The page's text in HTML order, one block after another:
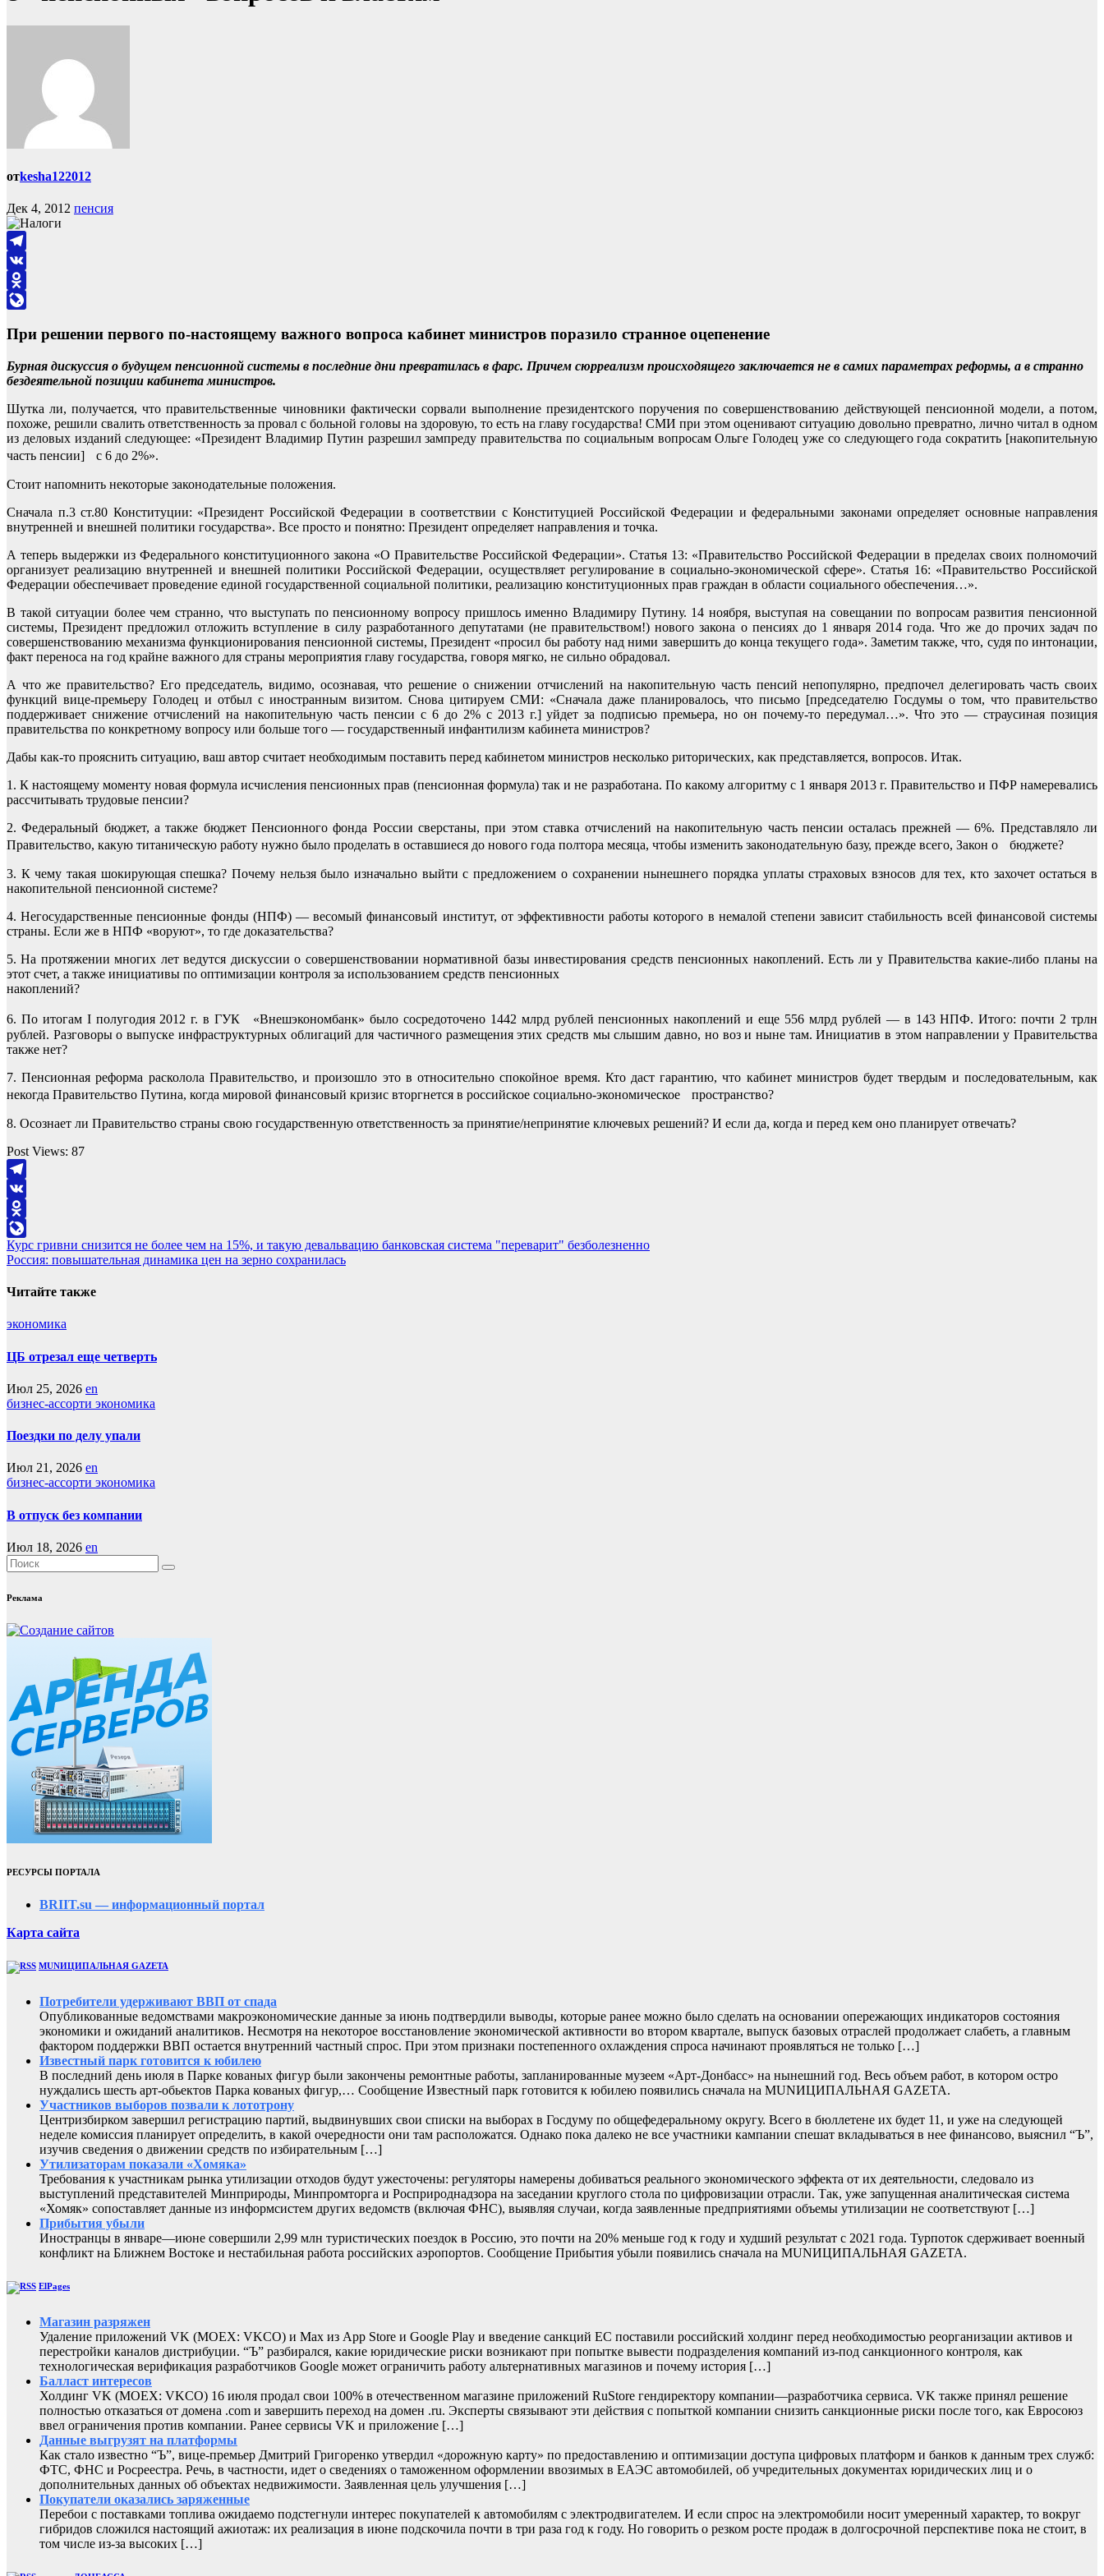
отkesha122012
Дек 4, 2012 пенсия
Telegram
VK
Odnoklassniki
При решении первого по-настоящему важного вопроса кабинет министров поразило странное оцепенение
Бурная дискуссия о будущем пенсионной системы в последние дни превратилась в фарс. Причем сюрреализм происходящего заключается не в самих параметрах реформы, а в странно
бездеятельной позиции кабинета министров.
Шутка ли, получается, что правительственные чиновники фактически сорвали выполнение президентского поручения по совершенствованию действующей пенсионной модели, а потом,
похоже, решили свалить ответственность за провал с больной головы на здоровую, то есть на главу государства! СМИ при этом оценивают ситуацию довольно превратно, лично читал в одном
из деловых изданий следующее: «Президент Владимир Путин разрешил зампреду правительства по социальным вопросам Ольге Голодец уже со следующего года сократить [накопительную
часть пенсии] с 6 до 2%».
Стоит напомнить некоторые законодательные положения.
Сначала п.3 ст.80 Конституции: «Президент Российской Федерации в соответствии с Конституцией Российской Федерации и федеральными законами определяет основные направления
внутренней и внешней политики государства». Все просто и понятно: Президент определяет направления и точка.
А теперь выдержки из Федерального конституционного закона «О Правительстве Российской Федерации». Статья 13: «Правительство Российской Федерации в пределах своих полномочий
организует реализацию внутренней и внешней политики Российской Федерации, осуществляет регулирование в социально-экономической сфере». Статья 16: «Правительство Российской
Федерации обеспечивает проведение единой государственной социальной политики, реализацию конституционных прав граждан в области социального обеспечения…».
В такой ситуации более чем странно, что выступать по пенсионному вопросу пришлось именно Владимиру Путину. 14 ноября, выступая на совещании по вопросам развития пенсионной
системы, Президент предложил отложить вступление в силу разработанного депутатами (не правительством!) нового закона о пенсиях до 1 января 2014 года. Что же до прочих задач по
совершенствованию механизма функционирования пенсионной системы, Президент «просил бы работу над ними завершить до конца текущего года». Заметим также, что, судя по интонации,
факт переноса на год крайне важного для страны мероприятия главу государства, говоря мягко, не сильно обрадовал.
А что же правительство? Его председатель, видимо, осознавая, что решение о снижении отчислений на накопительную часть пенсий непопулярно, предпочел делегировать часть своих
функций вице-премьеру Голодец и отбыл с иностранным визитом. Снова цитируем СМИ: «Cначала даже планировалось, что письмо [председателю Госдумы о том, что правительство
поддерживает снижение отчислений на накопительную часть пенсии с 6 до 2% с 2013 г.] уйдет за подписью премьера, но он почему-то передумал…». Что это — страусиная позиция
правительства по конкретному вопросу или больше того — государственный инфантилизм кабинета министров?
Дабы как-то прояснить ситуацию, ваш автор считает необходимым поставить перед кабинетом министров несколько риторических, как представляется, вопросов. Итак.
1. К настоящему моменту новая формула исчисления пенсионных прав (пенсионная формула) так и не разработана. По какому алгоритму с 1 января 2013 г. Правительство и ПФР намеревались
рассчитывать трудовые пенсии?
2. Федеральный бюджет, а также бюджет Пенсионного фонда России сверстаны, при этом ставка отчислений на накопительную часть пенсии осталась прежней — 6%. Представляло ли
Правительство, какую титаническую работу нужно было проделать в оставшиеся до нового года полтора месяца, чтобы изменить законодательную базу, прежде всего, Закон о бюджете?
3. К чему такая шокирующая спешка? Почему нельзя было изначально выйти с предложением о сохранении нынешнего порядка уплаты страховых взносов для тех, кто захочет остаться в
накопительной пенсионной системе?
4. Негосударственные пенсионные фонды (НПФ) — весомый финансовый институт, от эффективности работы которого в немалой степени зависит стабильность всей финансовой системы
страны. Если же в НПФ «воруют», то где доказательства?
5. На протяжении многих лет ведутся дискуссии о совершенствовании нормативной базы инвестирования средств пенсионных накоплений. Есть ли у Правительства какие-либо планы на
этот счет, а также инициативы по оптимизации контроля за использованием средств пенсионных
накоплений?
6. По итогам I полугодия 2012 г. в ГУК «Внешэкономбанк» было сосредоточено 1442 млрд рублей пенсионных накоплений и еще 556 млрд рублей — в 143 НПФ. Итого: почти 2 трлн
рублей. Разговоры о выпуске инфраструктурных облигаций для частичного размещения этих средств мы слышим давно, но воз и ныне там. Инициатив в этом направлении у Правительства
также нет?
7. Пенсионная реформа расколола Правительство, и произошло это в относительно спокойное время. Кто даст гарантию, что кабинет министров будет твердым и последовательным, как
некогда Правительство Путина, когда мировой финансовый кризис вторгнется в российское социально-экономическое пространство?
8. Осознает ли Правительство страны свою государственную ответственность за принятие/непринятие ключевых решений? И если да, когда и перед кем оно планирует отвечать?
Post Views: 87
Telegram
VK
Odnoklassniki
LiveJournal
Навигация
по
записям
Курс гривни снизится не более чем на 15%, и такую ​​девальвацию банковская система "переварит" безболезненно
Россия: повышательная динамика цен на зерно сохранилась
Читайте также
экономика
ЦБ отрезал еще четверть
Июл 25, 2026 en
бизнес-ассорти экономика
Поездки по делу упали
Июл 21, 2026 en
бизнес-ассорти экономика
В отпуск без компании
Июл 18, 2026 en
Реклама
РЕСУРСЫ ПОРТАЛА
BRIIT.su — информационный портал
Карта сайта
MUNИЦИПАЛЬНАЯ GAZЕТА
Потребители удерживают ВВП от спада
Опубликованные ведомствами макроэкономические данные за июнь подтвердили выводы, которые ранее можно было сделать на основании опережающих индикаторов состояния
экономики и ожиданий аналитиков. Несмотря на некоторое восстановление экономической активности во втором квартале, выпуск базовых отраслей продолжает слабеть, а главным
фактором поддержки ВВП остается внутренний частный спрос. При этом признаки постепенного охлаждения спроса начинают проявляться не только […]
Известный парк готовится к юбилею
В последний день июля в Парке кованых фигур были закончены ремонтные работы, запланированные музеем «Арт-Донбасс» на нынешний год. Весь объем работ, в котором остро
нуждались шесть арт-обьектов Парка кованых фигур,… Сообщение Известный парк готовится к юбилею появились сначала на MUNИЦИПАЛЬНАЯ GAZЕТА.
Участников выборов позвали к лототрону
Центризбирком завершил регистрацию партий, выдвинувших свои списки на выборах в Госдуму по общефедеральному округу. Всего в бюллетене их будет 11, и уже на следующей
неделе комиссия планирует определить, в какой очередности они там расположатся. Однако пока далеко не все участники кампании спешат вкладываться в нее финансово, выяснил “Ъ”,
изучив сведения о движении средств по избирательным […]
Утилизаторам показали «Хомяка»
Требования к участникам рынка утилизации отходов будут ужесточены: регуляторы намерены добиваться реального экономического эффекта от их деятельности, следовало из
выступлений представителей Минприроды, Минпромторга и Росприроднадзора на заседании круглого стола по цифровизации отрасли. Так, уже запущенная аналитическая система
«Хомяк» сопоставляет данные из информсистем других ведомств (включая ФНС), выявляя случаи, когда заявленные предприятиями объемы утилизации не соответствуют […]
Прибытия убыли
Иностранцы в январе—июне совершили 2,99 млн туристических поездок в Россию, это почти на 20% меньше год к году и худший результат с 2021 года. Турпоток сдерживает военный
конфликт на Ближнем Востоке и нестабильная работа российских аэропортов. Сообщение Прибытия убыли появились сначала на MUNИЦИПАЛЬНАЯ GAZЕТА.
ElPages
Магазин разряжен
Удаление приложений VK (MOEX: VKCO) и Max из App Store и Google Play и введение санкций ЕС поставили российский холдинг перед необходимостью реорганизации активов и
перестройки каналов дистрибуции. “Ъ” разбирался, какие юридические риски возникают при попытке вывести подразделения компаний из-под санкционного контроля, как
технологическая верификация разработчиков Google может ограничить работу альтернативных магазинов и почему история […]
Балласт интересов
Холдинг VK (MOEX: VKCO) 16 июля продал свои 100% в отечественном магазине приложений RuStore гендиректору компании—разработчика сервиса. VK также принял решение
полностью отказаться от домена .com и завершить переход на домен .ru. Эксперты связывают эти действия с попыткой компании снизить санкционные риски после того, как Евросоюз
ввел ограничения против компании. Ранее сервисы VK и приложение […]
Данные выгрузят на платформы
Как стало известно “Ъ”, вице-премьер Дмитрий Григоренко утвердил «дорожную карту» по предоставлению и оптимизации доступа цифровых платформ и банков к данным трех служб:
ФТС, ФНС и Росреестра. Речь, в частности, идет о сведениях о таможенном оформлении ввозимых в ЕАЭС автомобилей, об учредительных документах юридических лиц и о
дополнительных данных об объектах недвижимости. Заявленная цель улучшения […]
Покупатели оказались заряженные
Перебои с поставками топлива ожидаемо подстегнули интерес покупателей к автомобилям с электродвигателем. И если спрос на электромобили носит умеренный характер, то вокруг
гибридов сложился настоящий ажиотаж: их реализация в июне подскочила почти в три раза год к году. Но говорить о резком росте продаж в долгосрочной перспективе пока не стоит, в
том числе из-за высоких […]